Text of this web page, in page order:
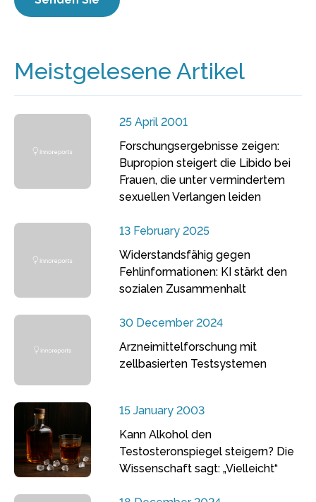
Meistgelesene Artikel
25 April 2001
Forschungsergebnisse zeigen:
Bupropion steigert die Libido bei
Frauen, die unter vermindertem
sexuellen Verlangen leiden
13 February 2025
Widerstandsfähig gegen
Fehlinformationen: KI stärkt den
sozialen Zusammenhalt
30 December 2024
Arzneimittelforschung mit
zellbasierten Testsystemen
15 January 2003
Kann Alkohol den
Testosteronspiegel steigern? Die
Wissenschaft sagt: „Vielleicht“